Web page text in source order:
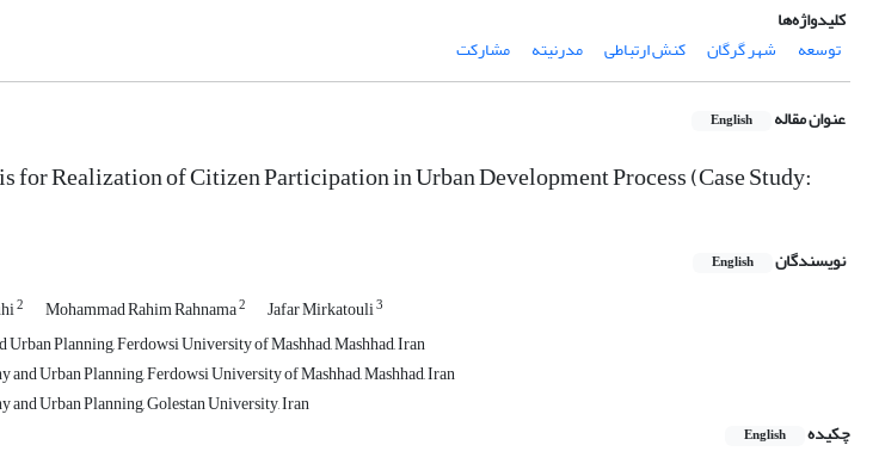
کلیدواژه‌ها
توسعه
شهر گرگان کنش ارتباطی مدرنیته مشارکت
عنوان مقاله English
for Realization of Citizen Participation in Urban Development Process (Case Study:
نویسندگان English
2 Mohammad Rahim Rahnama2 Jafar Mirkatouli3
Planning, Ferdowsi University of Mashhad, Mashhad, Iran
and Urban Planning, Ferdowsi University of Mashhad, Mashhad, Iran
and Urban Planning, Golestan University, Iran
چکیده
English